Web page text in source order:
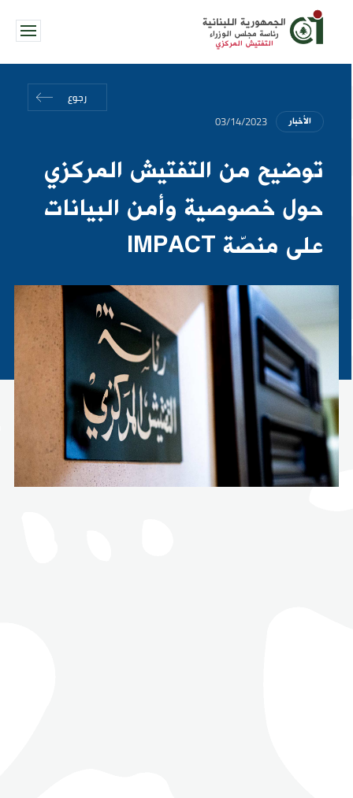
الجمهورية اللبنانية
رئاسة مجلس الوزراء
التفتيش المركزي
رجوع
الأخبار 03/14/2023
توضيح من التفتيش المركزي
حول خصوصية وأمن البيانات
على منصّة IMPACT